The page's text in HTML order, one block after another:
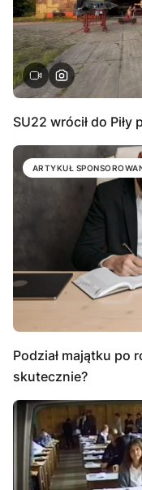
SU22 wrócił do Piły
ARTYKUŁ
Podział majątku po
skutecznie?